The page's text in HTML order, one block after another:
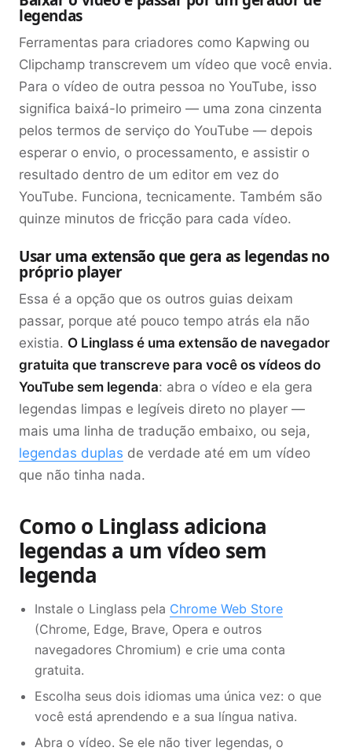
legendas
Ferramentas para criadores como Kapwing ou
Clipchamp transcrevem um vídeo que você envia.
Para o vídeo de outra pessoa no YouTube, isso
significa baixá-lo primeiro — uma zona cinzenta
pelos termos de serviço do YouTube — depois
esperar o envio, o processamento, e assistir o
resultado dentro de um editor em vez do
YouTube. Funciona, tecnicamente. Também são
quinze minutos de fricção para cada vídeo.
Usar uma extensão que gera as legendas no
próprio player
Essa é a opção que os outros guias deixam
passar, porque até pouco tempo atrás ela não
existia. O Linglass é uma extensão de navegador
gratuita que transcreve para você os vídeos do
YouTube sem legenda: abra o vídeo e ela gera
legendas limpas e legíveis direto no player —
mais uma linha de tradução embaixo, ou seja,
legendas duplas de verdade até em um vídeo
que não tinha nada.
Como o Linglass adiciona
legendas a um vídeo sem
legenda
Instale o Linglass pela Chrome Web Store
(Chrome, Edge, Brave, Opera e outros
navegadores Chromium) e crie uma conta
gratuita.
Escolha seus dois idiomas uma única vez: o que
você está aprendendo e a sua língua nativa.
Abra o vídeo. Se ele não tiver legendas, o